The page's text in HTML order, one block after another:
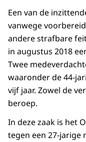
Een van de
vanwege
andere strafbare
in augustus 2018
Twee
waaronder de 44-
vijf jaar. Zowel de
beroep.
In deze zaak is het
tegen een 27-jarige